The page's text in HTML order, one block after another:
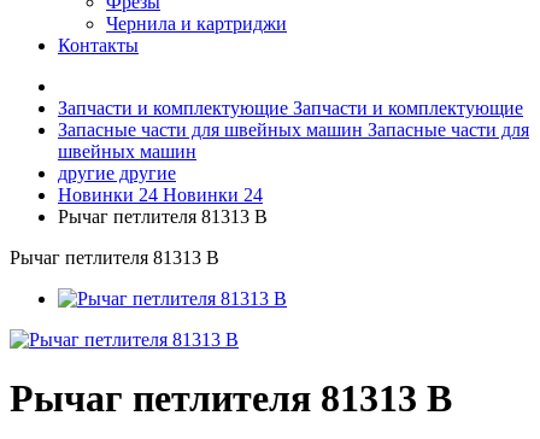
Чернила и картриджи
Контакты
Запчасти и комплектующие Запчасти и комплектующие
Запасные части для швейных машин Запасные части для
швейных машин
другие другие
Новинки 24 Новинки 24
Рычаг петлителя 81313 B
Рычаг петлителя 81313 B
Рычаг петлителя 81313 B